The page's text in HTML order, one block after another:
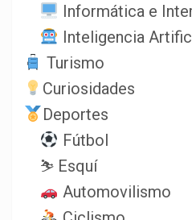
Informática e
Inteligencia
Turismo
Curiosidades
Deportes
Fútbol
⛷️ Esquí
Automovilismo